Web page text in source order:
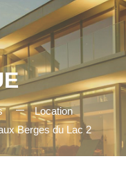
Location
Berges du Lac 2